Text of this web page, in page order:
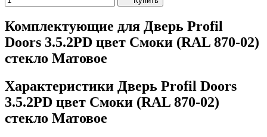
Комплектующие для Дверь Profil
Doors 3.5.2PD цвет Смоки (RAL 870-02)
стекло Матовое
Характеристики Дверь Profil Doors
3.5.2PD цвет Смоки (RAL 870-02)
стекло Матовое